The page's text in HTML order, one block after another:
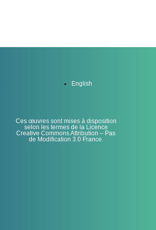
English
Ces œuvres sont mises à disposition
selon les termes de la Licence
Creative Commons Attribution – Pas
de Modification 3.0 France.